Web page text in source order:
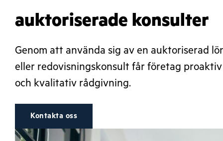
auktoriserade konsulter
Genom att använda sig av en auktoriserad
eller redovisningskonsult får företag
och kvalitativ rådgivning.
Kontakta oss